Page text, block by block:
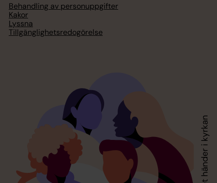
Behandling av personuppgifter
Kakor
Lyssna
Tillgänglighetsredogörelse